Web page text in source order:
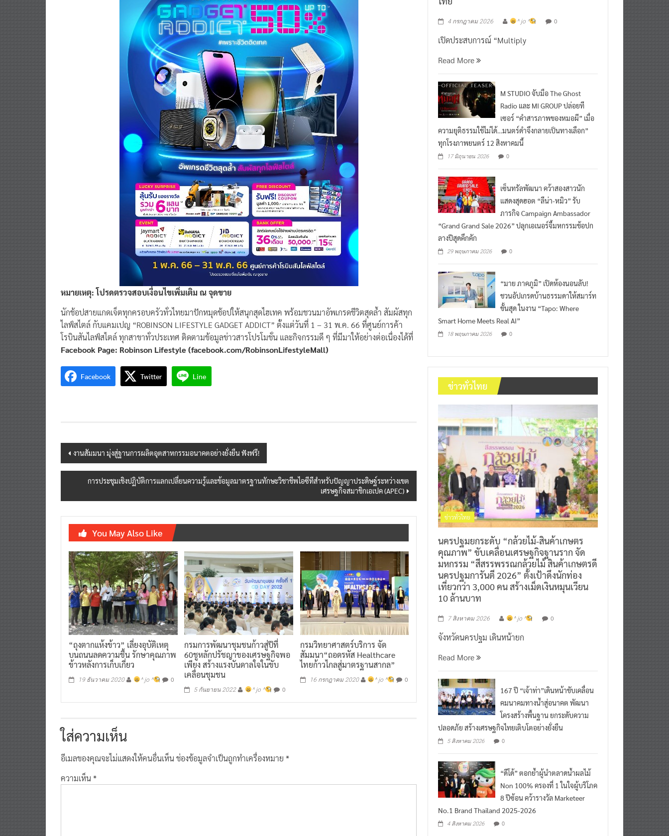
หมายเหตุ: โปรดตรวจสอบเงื่อนไขเพิ่มเติม ณ จุดขาย
นักช้อปสายแกดเจ็ตทุกครอบครัวทั่วไทยมาปักหมุดช้อปให้สนุกสุดไฮเทค พร้อมชวนมาอัพเกรดชีวิตสุดล้ำ สัมผัสทุก
ไลฟ์สไตล์ กับแคมเปญ “ROBINSON LIFESTYLE GADGET ADDICT” ตั้งแต่วันที่ 1 – 31 พ.ค. 66 ที่ศูนย์การค้า
โรบินสันไลฟ์สไตล์ ทุกสาขาทั่วประเทศ ติดตามข้อมูลข่าวสารโปรโมชั่น และกิจกรรมดี ๆ ที่มีมาให้อย่างต่อเนื่องได้ที่
Facebook Page: Robinson Lifestyle (facebook.com/RobinsonLifestyleMall)
Facebook Twitter Line
Post
navigation
งานสัมมนา มุ่งสู่ฐานการผลิตอุตสาหกรรมอนาคตอย่างยั่งยืน ฟังฟรี!
การประชุมเชิงปฏิบัติการแลกเปลี่ยนความรู้และข้อมูลมาตรฐานทักษะวิชาชีพไอซีทีสำหรับปัญญาประดิษฐ์ระหว่างเขต
เศรษฐกิจสมาชิกเอเปค (APEC)
You May Also Like
“ถุงตากแห้งข้าว” เลี่ยงอุบัติเหตุ
บนถนนลดความชื้น รักษาคุณภาพ
ข้าวหลังการเก็บเกี่ยว
กรมการพัฒนาชุมชนก้าวสู่ปีที่
60ชูหลักปรัชญาของเศรษฐกิจพอ
เพียง สร้างแรงบันดาลใจในขับ
เคลื่อนชุมชน
5 กันยายน 2022
กรมวิทยาศาสตร์บริการ จัด
สัมมนา“ถอดรหัส Healthcare
ไทยก้าวไกลสู่มาตรฐานสากล”
16 กรกฎาคม 2020
ใส่ความเห็น
อีเมลของคุณจะไม่แสดงให้คนอื่นเห็น ช่องข้อมูลจำเป็นถูกทำเครื่องหมาย
ความเห็น
เปิดประสบการณ์ “Multiply
Radio และ MI GROUP ปล่อยที
เซอร์ “คำสารภาพของหมอผี” เมื่อ
ความยุติธรรมใช้ไม่ได้…มนตร์ดำจึงกลายเป็นทางเลือก”
ทุกโรงภาพยนตร์ 12 สิงหาคมนี้
แสดงสุดฮอต “ลีน่า-หมิว” รับ
ภารกิจ Campaign Ambassador
“Grand Grand Sale 2026” ปลุกเอเนอร์จี้มหกรรมช้อปก
ลางปีสุดคึกคัก
29 พฤษภาคม 2026
ชวนอัปเกรดบ้านธรรมดาให้สมาร์ท
ขั้นสุด ในงาน “Tapo: Where
Smart Home Meets Real AI”
ข่าวทั่วไทย
ข่าวทั่วไทย
นครปฐมยกระดับ “กล้วยไม้-สินค้าเกษตร
คุณภาพ” ขับเคลื่อนเศรษฐกิจฐานราก จัด
มหกรรม “สีสรรพรรณกล้วยไม้ สินค้าเกษตรดี
นครปฐมการันตี 2026” ตั้งเป้าดึงนักท่อง
เที่ยวกว่า 3,000 คน สร้างเม็ดเงินหมุนเวียน
10 ล้านบาท
167 ปี “เจ้าท่า”เดินหน้าขับเคลื่อน
คมนาคมทางน้ำสู่อนาคต พัฒนา
โครงสร้างพื้นฐาน ยกระดับความ
ปลอดภัย สร้างเศรษฐกิจไทยเติบโตอย่างยั่งยืน
0
Non 100% ครองที่ 1 ในใจผู้บริโภค
8 ปีซ้อน คว้ารางวัล Marketeer
No.1 Brand Thailand 2025-2026
0